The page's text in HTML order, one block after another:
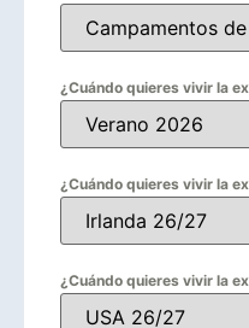
¿Cuándo quieres vivir la
¿Cuándo quieres vivir la
¿Cuándo quieres vivir la